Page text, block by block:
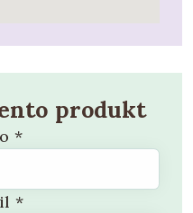
produkt
*
*